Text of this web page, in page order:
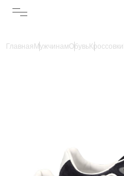
Главная МужчинамОбувьКроссовки